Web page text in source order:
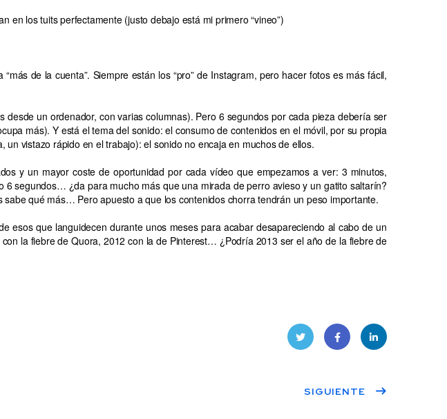
en los tuits perfectamente (justo debajo está mi primero “vineo”)
de la cuenta”. Siempre están los “pro” de Instagram, pero hacer fotos es más fácil,
un ordenador, con varias columnas). Pero 6 segundos por cada pieza debería ser
más). Y está el tema del sonido: el consumo de contenidos en el móvil, por su propia
vistazo rápido en el trabajo): el sonido no encaja en muchos de ellos.
y un mayor coste de oportunidad por cada vídeo que empezamos a ver: 3 minutos,
segundos… ¿da para mucho más que una mirada de perro avieso y un gatito saltarín?
qué más… Pero apuesto a que los contenidos chorra tendrán un peso importante.
esos que languidecen durante unos meses para acabar desapareciendo al cabo de un
la fiebre de Quora, 2012 con la de Pinterest… ¿Podría 2013 ser el año de la fiebre de
er book dIn
SIGUIENTE